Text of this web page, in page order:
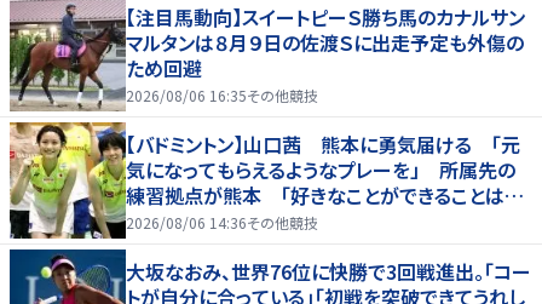
【注目馬動向】スイートピーＳ勝ち馬のカナルサン
マルタンは８月９日の佐渡Ｓに出走予定も外傷の
ため回避
2026/08/06 16:35その他競技
【バドミントン】山口茜 熊本に勇気届ける 「元
気になってもらえるようなプレーを」 所属先の
練習拠点が熊本 「好きなことができることは当
たり前じゃない」
2026/08/06 14:36その他競技
大坂なおみ、世界76位に快勝で3回戦進出。「コー
トが自分に合っている」「初戦を突破できてうれし